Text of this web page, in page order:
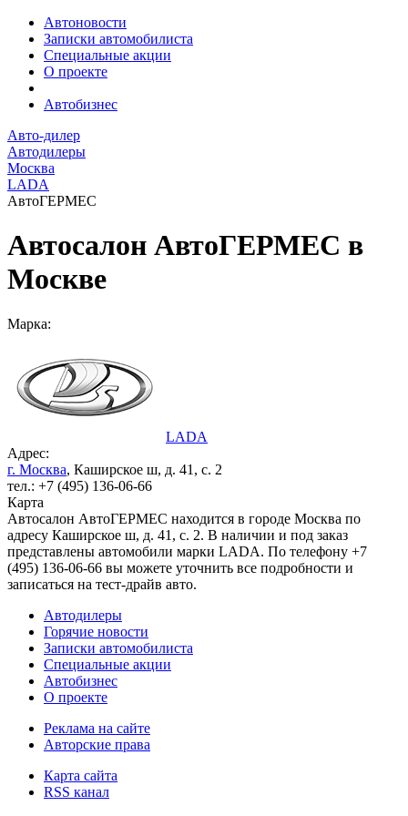
Автоновости
Записки автомобилиста
Специальные акции
О проекте
Автобизнес
Авто-дилер
Автодилеры
Москва
LADA
АвтоГЕРМЕС
Автосалон АвтоГЕРМЕС в
Москве
Марка:
LADA
Адрес:
г. Москва, Каширское ш, д. 41, с. 2
тел.: +7 (495) 136-06-66
Карта
Автосалон АвтоГЕРМЕС находится в городе Москва по
адресу Каширское ш, д. 41, с. 2. В наличии и под заказ
представлены автомобили марки LADA. По телефону +7
(495) 136-06-66 вы можете уточнить все подробности и
записаться на тест-драйв авто.
Автодилеры
Горячие новости
Записки автомобилиста
Специальные акции
Автобизнес
О проекте
Реклама на сайте
Авторские права
Карта сайта
RSS канал